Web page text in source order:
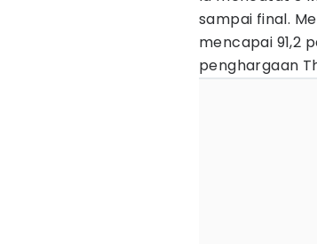
sampai final.
mencapai 91,2
penghargaan